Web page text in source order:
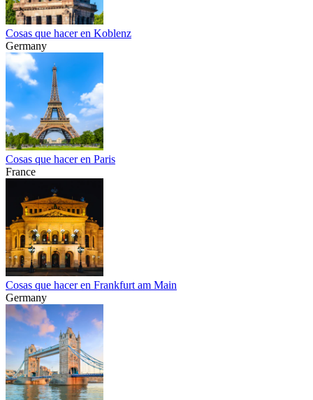
Cosas que hacer en Koblenz
Germany
Cosas que hacer en Paris
France
Cosas que hacer en Frankfurt am Main
Germany